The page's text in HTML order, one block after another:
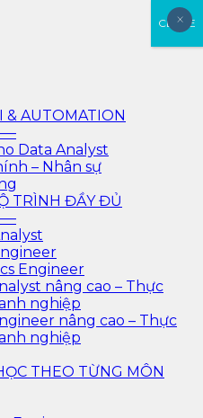
liệu & AI Insight Data
tích dữ liệu & AI chuyên
bảo hiểm – chứng khoán
thực tế, cá nhân hóa
Data Analyst
– Nhân sự
ĐẦY ĐỦ
Engineer
nâng cao – Thực
nghiệp
nâng cao – Thực
nghiệp
THEO TỪNG MÔN
×
CLOSE
×